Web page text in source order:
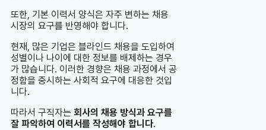
또한, 기본 이력서 양식은 자주 변하는 채용
시장의 요구를 반영해야 합니다.
현재, 많은 기업은 블라인드 채용을 도입하여
성별이나 나이에 대한 정보를 배제하는 경우
가 많습니다. 이러한 경향은 채용 과정에서 공
정함을 중시하는 사회적 요구에 대응한 것입
니다.
따라서 구직자는 회사의 채용 방식과 요구를
잘 파악하여 이력서를 작성해야 합니다.